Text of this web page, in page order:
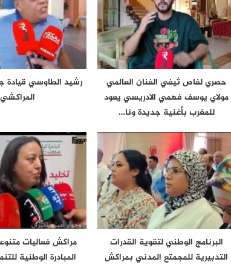
حصري لفاص ثيفي الفنان العالمي
مولاي يوسف فهمي الادريسي يعود
للمغرب بأغنية جديدة ونا…
رشيد الطاوسي قيادة
المراكشي
البرنامج الوطني لتقوية القدرات
التدبيرية للمجمتع المدني بمراكش
مراكش فعاليات
المبادرة الوطنية